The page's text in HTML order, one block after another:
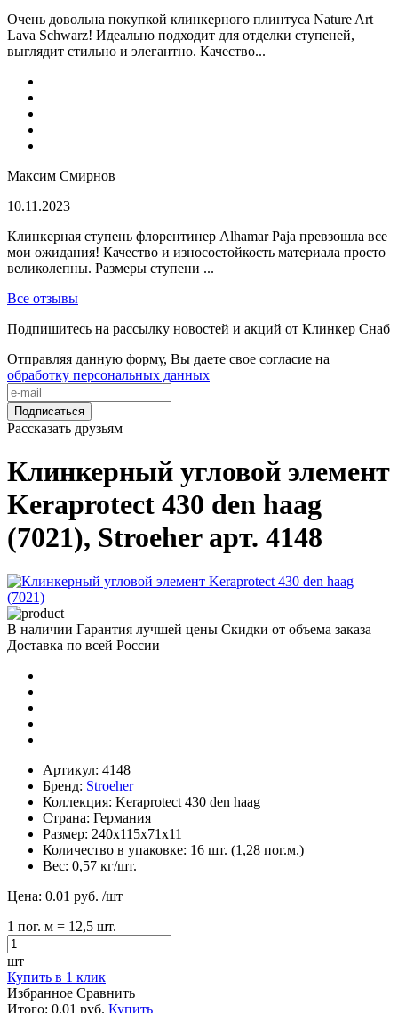
Очень довольна покупкой клинкерного плинтуса Nature Art
Lava Schwarz! Идеально подходит для отделки ступеней,
выглядит стильно и элегантно. Качество...
Максим Смирнов
10.11.2023
Клинкерная ступень флорентинер Alhamar Paja превзошла все
мои ожидания! Качество и износостойкость материала просто
великолепны. Размеры ступени ...
Все отзывы
Подпишитесь на рассылку новостей и акций от Клинкер Снаб
Отправляя данную форму, Вы даете свое согласие на
обработку персональных данных
Подписаться
Рассказать друзьям
Клинкерный угловой элемент
Keraprotect 430 den haag
(7021), Stroeher арт. 4148
В наличии Гарантия лучшей цены Скидки от объема заказа
Доставка по всей России
Артикул: 4148
Бренд: Stroeher
Коллекция: Keraprotect 430 den haag
Страна: Германия
Размер: 240х115х71х11
Количество в упаковке: 16 шт. (1,28 пог.м.)
Вес: 0,57 кг/шт.
Цена: 0.01 руб. /шт
1 пог. м = 12,5 шт.
шт
Купить в 1 клик
Избранное Сравнить
Итого: 0.01 руб. Купить